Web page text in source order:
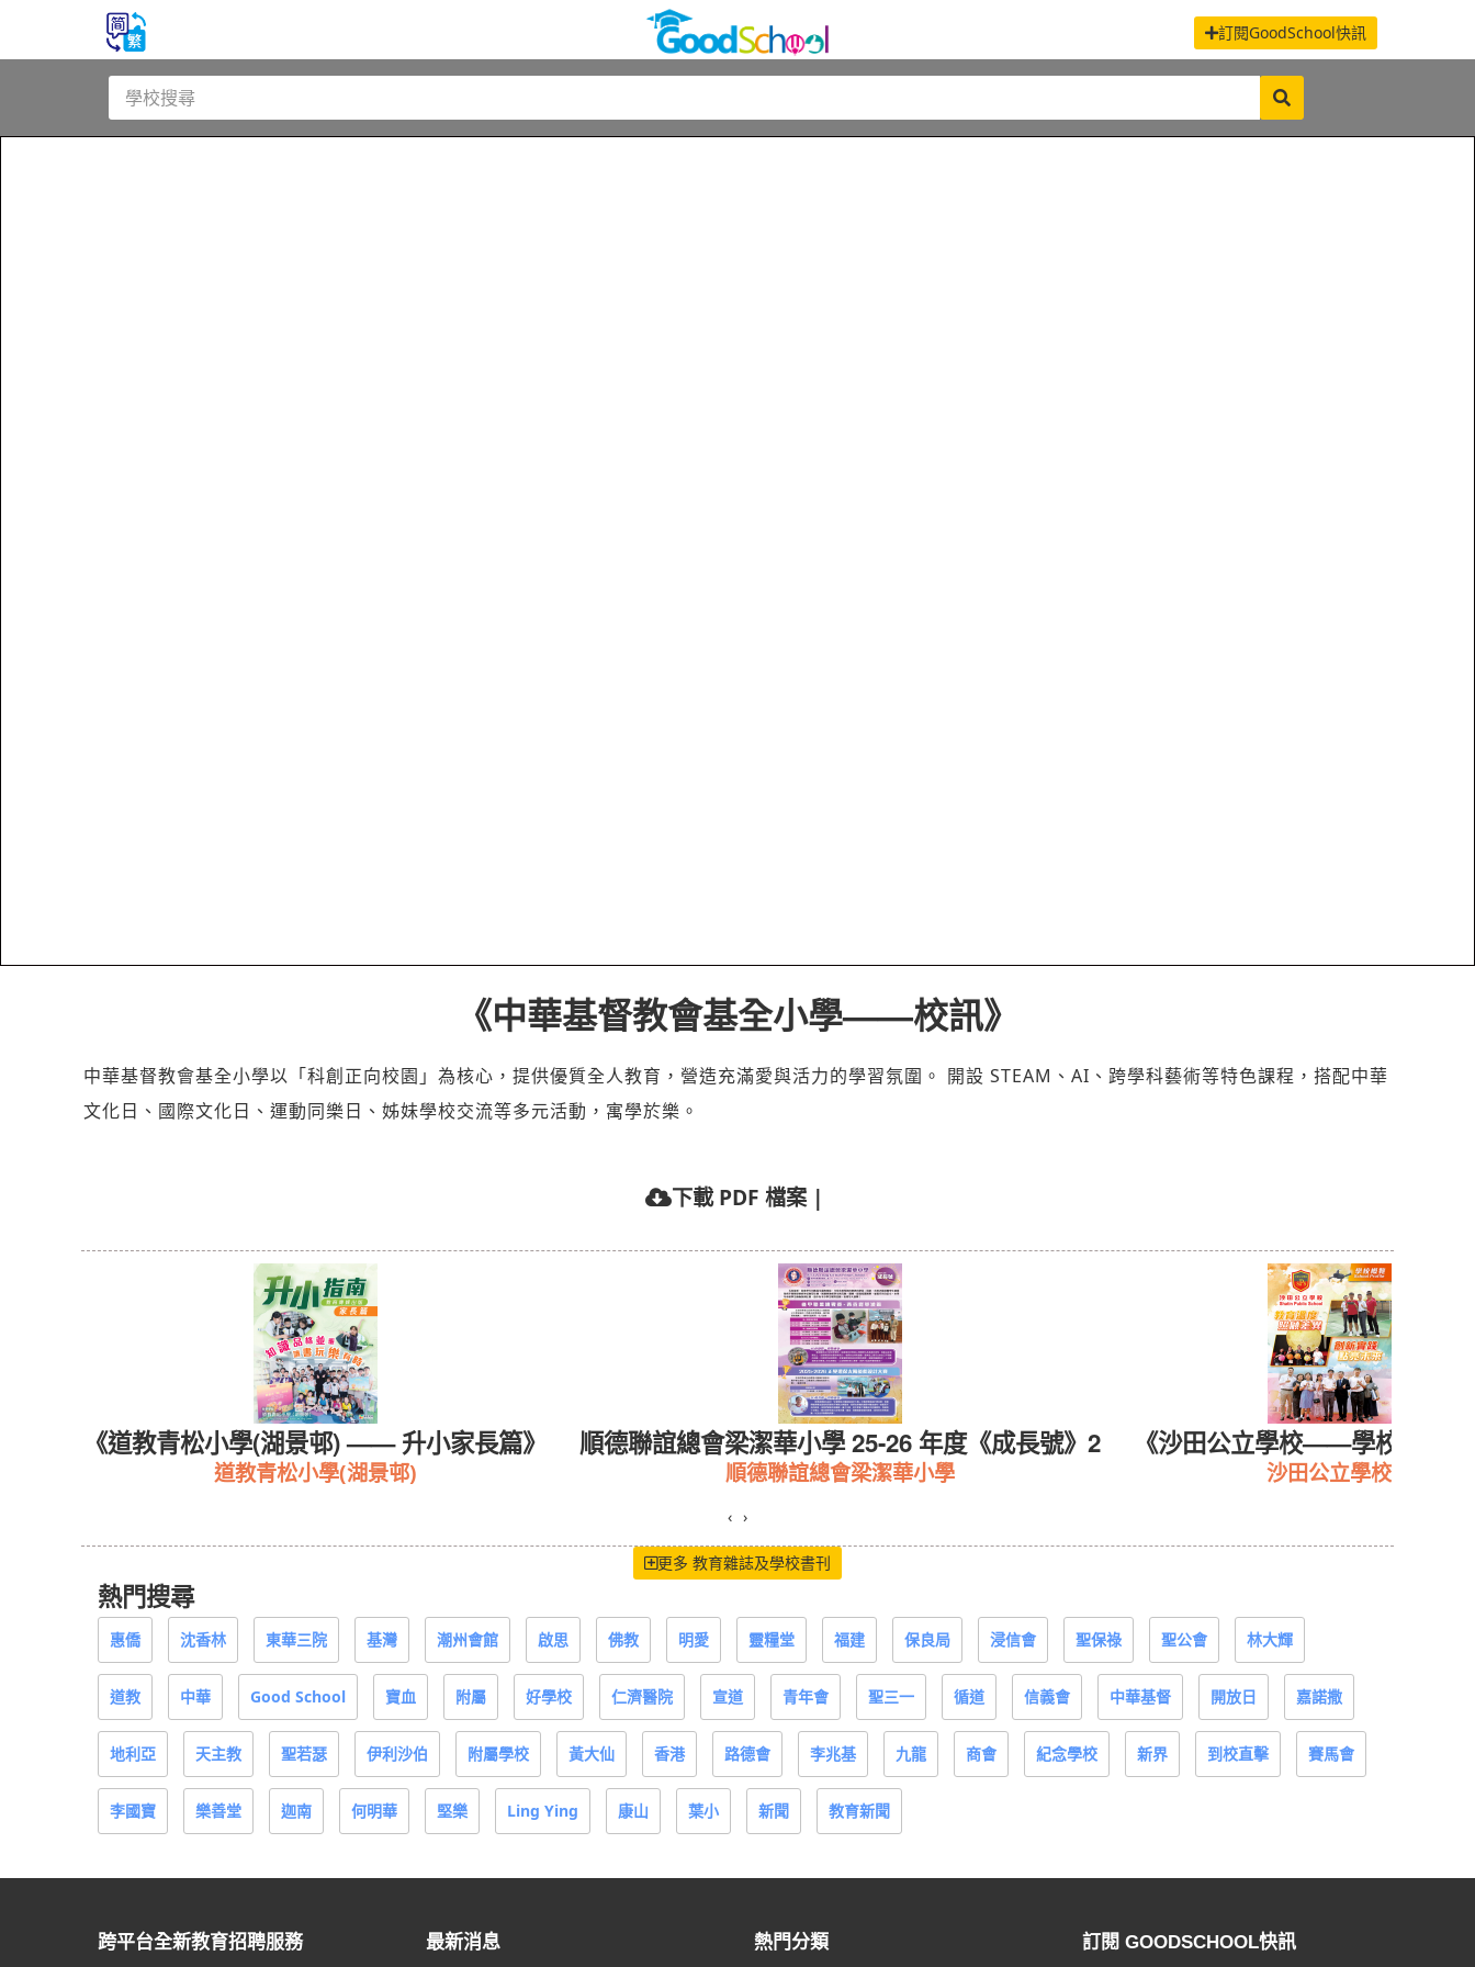
訂閱GoodSchool快訊
《中華基督教會基全小學——校訊》
中華基督教會基全小學以「科創正向校園」為核心，提供優質全人教育，營造充滿愛與活力的學習氛圍。 開設 STEAM、AI、跨學科藝術等特色課程，搭配中華
文化日、國際文化日、運動同樂日、姊妹學校交流等多元活動，寓學於樂。
下載 PDF 檔案 |
《道教青松小學(湖景邨) —— 升小家長篇》
道教青松小學(湖景邨)
順德聯誼總會梁潔華小學 25-26 年度《成長號》2
順德聯誼總會梁潔華小學
《沙田公立學校——學校概覧
沙田公立學校
‹ ›
更多 教育雜誌及學校書刊
熱門搜尋
惠僑 沈香林 東華三院 基灣 潮州會館 啟思 佛教 明愛 靈糧堂 福建 保良局 浸信會 聖保祿 聖公會 林大輝
道教 中華 Good School 寶血 附屬 好學校 仁濟醫院 宣道 青年會 聖三一 循道 信義會 中華基督 開放日 嘉諾撒
地利亞 天主教 聖若瑟 伊利沙伯 附屬學校 黃大仙 香港 路德會 李兆基 九龍 商會 紀念學校 新界 到校直擊 賽馬會
李國寶 樂善堂 迦南 何明華 堅樂 Ling Ying 康山 葉小 新聞 教育新聞
跨平台全新教育招聘服務 最新消息 熱門分類 訂閱 GOODSCHOOL快訊